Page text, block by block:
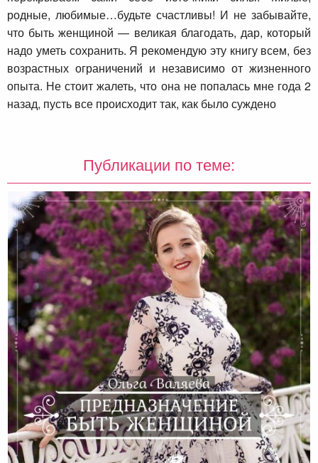
родные, любимые…будьте счастливы! И не забывайте,
что быть женщиной — великая благодать, дар, который
надо уметь сохранить. Я рекомендую эту книгу всем, без
возрастных ограничений и независимо от жизненного
опыта. Не стоит жалеть, что она не попалась мне года 2
назад, пусть все происходит так, как было суждено
Публикации по теме: